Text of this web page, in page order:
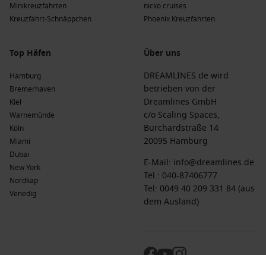
Minikreuzfahrten
Kreuzfahrt-Schnäppchen
nicko cruises
Phoenix Kreuzfahrten
Top Häfen
Hamburg
Bremerhaven
Kiel
Warnemünde
Köln
Miami
Dubai
New York
Nordkap
Venedig
Über uns
DREAMLINES.de wird
betrieben von der
Dreamlines GmbH
c/o Scaling Spaces,
Burchardstraße 14
20095 Hamburg
E-Mail: info@dreamlines.de
Tel.: 040-87406777
Tel: 0049 40 209 331 84 (aus
dem Ausland)